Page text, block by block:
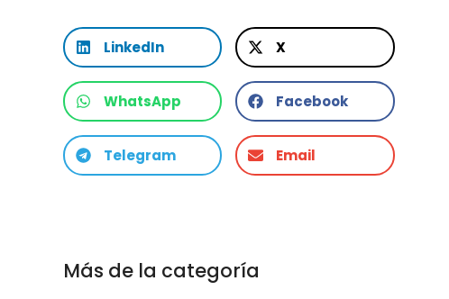
LinkedIn X
WhatsApp Facebook
Telegram Email
Más de la categoría